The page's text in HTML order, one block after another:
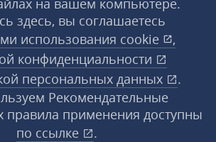
на вашем компьютере.
здесь, вы соглашаетесь
использования cookie
,
конфиденциальности
персональных данных
.
Рекомендательные
правила применения доступны
по ссылке
.